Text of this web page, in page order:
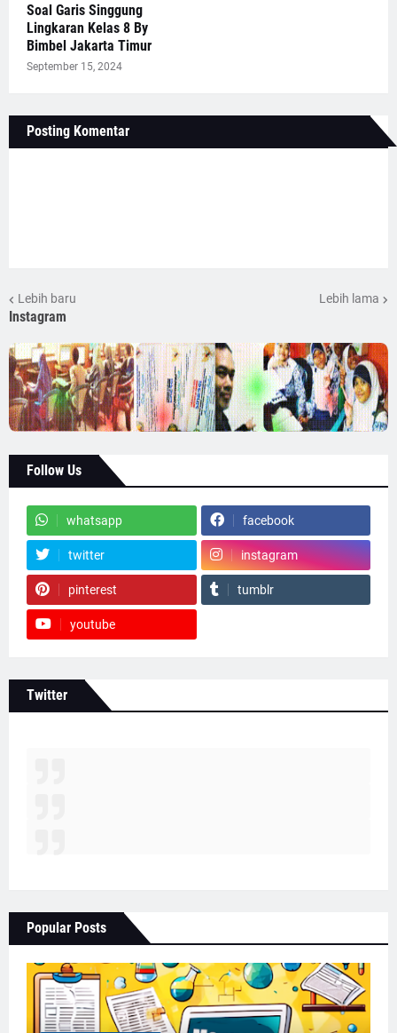
Soal Garis Singgung
Lingkaran Kelas 8 By
Bimbel Jakarta Timur
September 15, 2024
Posting Komentar
Lebih baru Lebih lama
Instagram
Follow Us
whatsapp facebook
twitter instagram
pinterest tumblr
youtube
Twitter
Popular Posts